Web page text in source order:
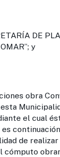
DE
y
el cual
de